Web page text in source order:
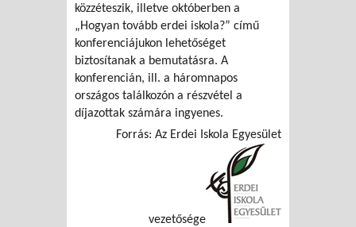
közzéteszik, illetve októberben a
„Hogyan tovább erdei iskola?” című
konferenciájukon lehetőséget
biztosítanak a bemutatásra. A
konferencián, ill. a háromnapos
országos találkozón a részvétel a
díjazottak számára ingyenes.
Forrás: Az Erdei Iskola Egyesület
vezetősége